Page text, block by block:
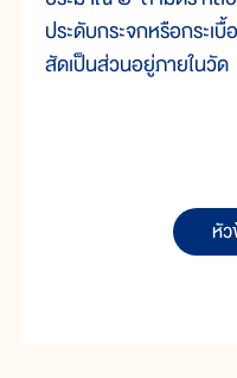
ประดับกระจกหรือกระเ
สัดเป็นส่วนอยู่ภายในวัด
หัว